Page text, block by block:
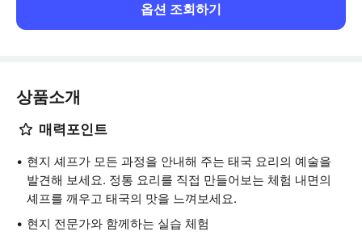
옵션 조회하기
상품소개
매력포인트
현지 셰프가 모든 과정을 안내해 주는 태국 요리의 예술을
발견해 보세요. 정통 요리를 직접 만들어보는 체험 내면의
셰프를 깨우고 태국의 맛을 느껴보세요.
현지 전문가와 함께하는 실습 체험